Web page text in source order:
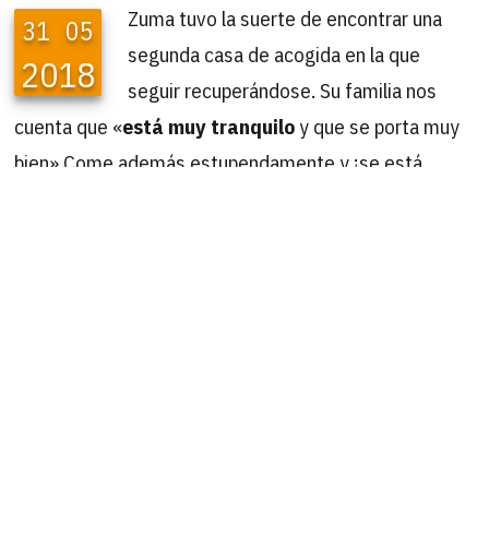
31 05
2018
Zuma tuvo la suerte de encontrar una
segunda casa de acogida en la que
seguir recuperándose. Su familia nos
cuenta que «está muy tranquilo y que se porta muy
bien» Come además estupendamente y ¡se está